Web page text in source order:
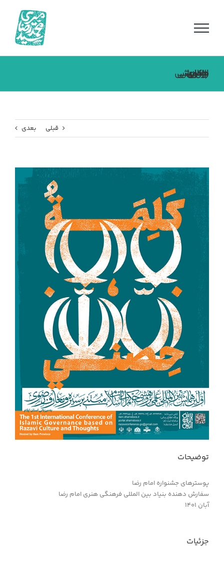
اولین همایش بین المللی علمی پژوهشی حکمرانی رضوی
قبلی بعدی
مشاهده
تصویر
بزرگتر
توضیحات
پوسترهای جشنواره امام رضا
سفارش دهنده بنیاد بین المللی فرهنگی هنری امام رضا
آبان ۱۴۰۱
جزئیات